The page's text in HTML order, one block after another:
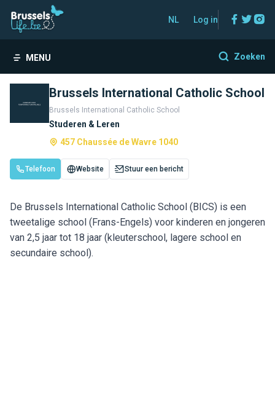
NL Log in
MENU Zoeken
Brussels International Catholic School
Brussels International Catholic School
Studeren & Leren
457 Chaussée de Wavre 1040
Telefoon Website Stuur een bericht
De Brussels International Catholic School (BICS) is een
tweetalige school (Frans-Engels) voor kinderen en jongeren
van 2,5 jaar tot 18 jaar (kleuterschool, lagere school en
secundaire school).